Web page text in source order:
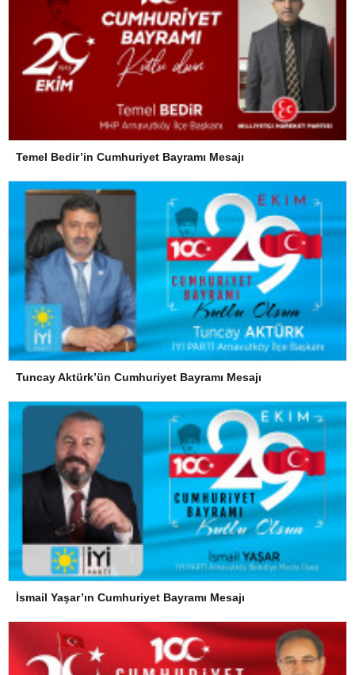
Temel Bedir’in Cumhuriyet Bayramı Mesajı
Tuncay Aktürk’ün Cumhuriyet Bayramı Mesajı
İsmail Yaşar’ın Cumhuriyet Bayramı Mesajı